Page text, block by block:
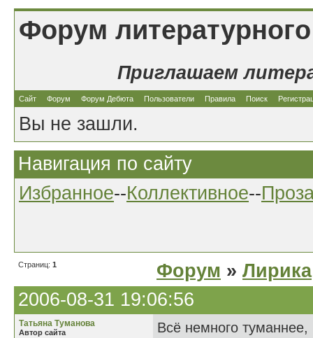
Форум
Приглашаем
Сайт Форум Форум Дебюта Пользователи Правила Поиск
Вы не зашли.
Навигация по сайту
Избранное--Коллективное--
Страниц: 1 Форум » Лирика
2006-08-31 19:06:56
Татьяна Туманова
Автор сайта
Всё немного туманнее,